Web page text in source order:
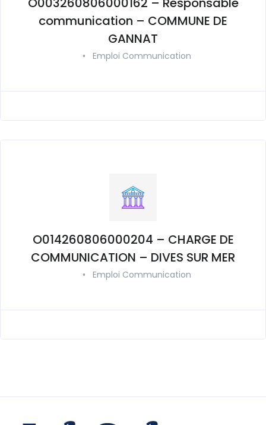
communication – COMMUNE DE
GANNAT
• Emploi Communication
O014260806000204 – CHARGE DE
COMMUNICATION – DIVES SUR MER
• Emploi Communication